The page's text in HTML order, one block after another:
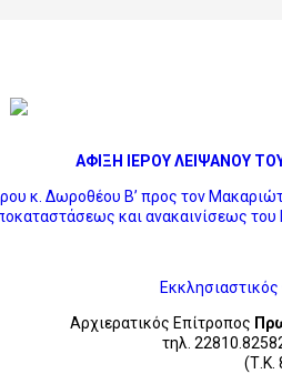
ΑΦΙΞΗ ΙΕΡΟΥ ΛΕΙΨΑΝΟΥ
κ. Δωροθέου Β’ προς τον
και ανακαινίσεως
Αρχιερατικός Επίτροπος
τηλ.
(Τ.Κ.